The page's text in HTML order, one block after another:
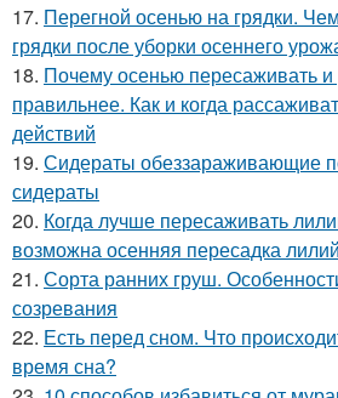
17. Перегной осенью на грядки.
грядки после уборки осеннего
18. Почему осенью пересаживать
правильнее. Как и когда
действий
19. Сидераты обеззараживающие
сидераты
20. Когда лучше пересаживать
возможна осенняя пересадка лилий
21. Сорта ранних груш.
созревания
22. Есть перед сном. Что
время сна?